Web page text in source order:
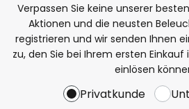
Verpassen Sie keine unserer
Aktionen und die neusten
registrieren und wir senden Ihnen
zu, den Sie bei Ihrem ersten
einlösen
Privatkunde